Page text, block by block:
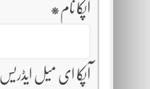
آپکا نام *
آپکا ای میل ایڈریس